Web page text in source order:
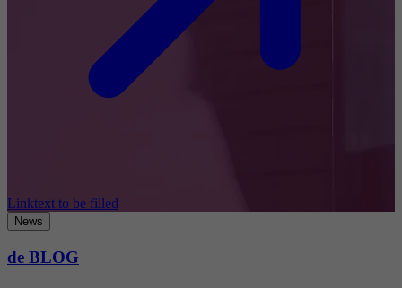
Linktext to be filled
News
de BLOG